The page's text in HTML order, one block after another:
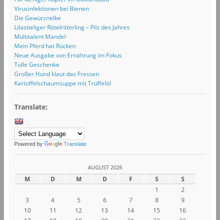
Virusinfektionen bei Bienen
Die Gewürznelke
Lilastieliger Rötelritterling – Pilz des Jahres
Multitalent Mandel
Mein Pferd hat Rücken
Neue Ausgabe von Ernährung im Fokus
Tolle Geschenke
Großer Hund klaut das Fressen
Kartoffelschaumsuppe mit Trüffelöl
Translate:
Powered by Translate
AUGUST 2026
M D M D F S
S
1
2
3
4 5 6 7 8
9
10
11 12 13 14 15
16